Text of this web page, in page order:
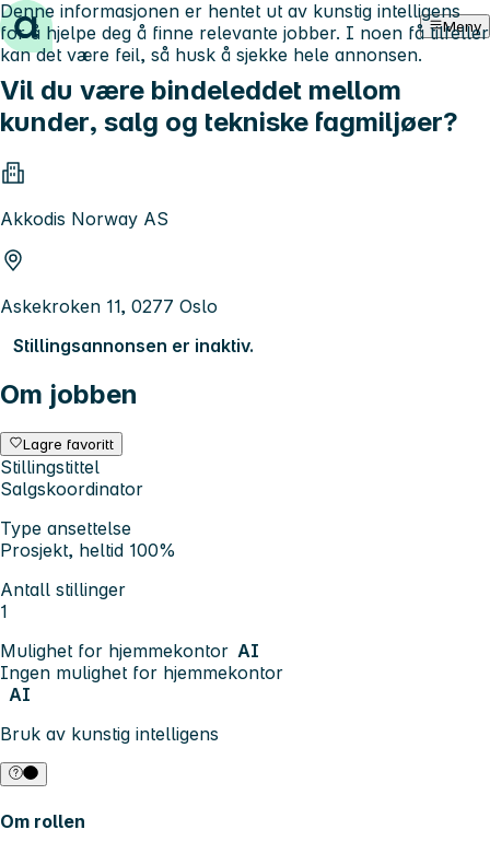
Hopp til innhold Meny
Vil du være bindeleddet mellom
kunder, salg og tekniske fagmiljøer?
Akkodis Norway AS
Askekroken 11, 0277 Oslo
Stillingsannonsen er inaktiv.
Om jobben
Lagre favoritt
Stillingstittel
Salgskoordinator
Type ansettelse
Prosjekt, heltid 100%
Antall stillinger
1
Mulighet for hjemmekontor AI
Ingen mulighet for hjemmekontor
AI
Bruk av kunstig intelligens
Denne informasjonen er hentet ut av kunstig intelligens
for å hjelpe deg å finne relevante jobber. I noen få tilfeller
kan det være feil, så husk å sjekke hele annonsen.
Om rollen